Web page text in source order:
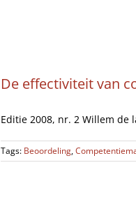
De effectiviteit van
Editie 2008, nr. 2 Willem de
Tags: Beoordeling,